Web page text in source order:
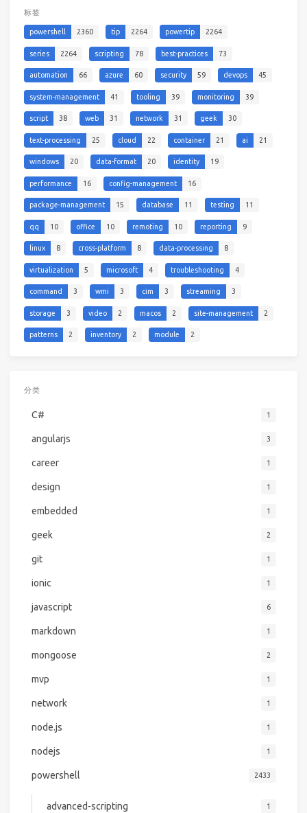
标签
powershell 2360 tip 2264 powertip 2264
series 2264 scripting 78 best-practices 73
automation 66 azure 60 security 59 devops 45
system-management 41 tooling 39 monitoring 39
script 38 web 31 network 31 geek 30
text-processing 25 cloud 22 container 21 ai 21
windows 20 data-format 20 identity 19
performance 16 config-management 16
package-management 15 database 11 testing 11
qq 10 office 10 remoting 10 reporting 9
linux 8 cross-platform 8 data-processing 8
virtualization 5 microsoft 4 troubleshooting 4
command 3 wmi 3 cim 3 streaming 3
storage 3 video 2 macos 2 site-management 2
patterns 2 inventory 2 module 2
分类
C# 1
angularjs 3
career 1
design 1
embedded 1
geek 2
git 1
ionic 1
javascript 6
markdown 1
mongoose 2
mvp 1
network 1
node.js 1
nodejs 1
powershell 2433
advanced-scripting 1